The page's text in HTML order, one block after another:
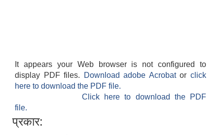
It appears your Web browser is not configured to
display PDF files.
Download adobe Acrobatorclick
here to download the PDF file.
Click here to download the PDF
file.
प्रकार: